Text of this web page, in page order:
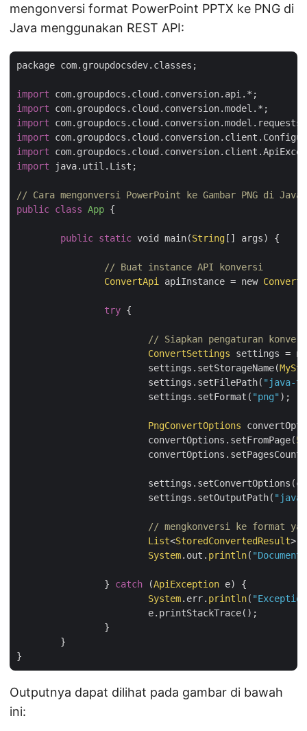
mengonversi format PowerPoint PPTX ke PNG di
Java menggunakan REST API:
package com.groupdocsdev.classes;
import
import
import
import
import
import java.util.List;
// Cara mengonversi PowerPoint ke Gambar PNG di Java.
public class App {
public static void main(String [] args) {
// Buat instance API konversi
ConvertApi
apiInstance = new
try {
// Siapkan pengaturan
ConvertSettings settings =
			settings.setStorageName(
			settings.setFilePath(
"java-
			settings.setFormat(
"png" );
PngConvertOptions
			convertOptions.setFromPage(
5
			convertOptions.setPagesCount(
			settings.setOutputPath(
// mengkonversi ke format
List<StoredConvertedResult>
System.out. println(
		}
catch (ApiException e) {
System.err. println(
Outputnya dapat dilihat pada gambar di bawah
ini: